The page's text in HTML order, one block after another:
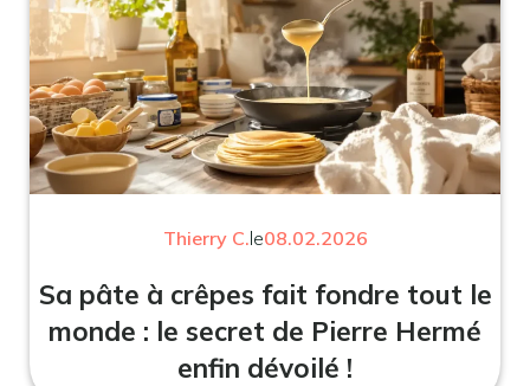
Thierry C.le08.02.2026
Sa pâte à crêpes fait fondre tout le
monde : le secret de Pierre Hermé
enfin dévoilé !